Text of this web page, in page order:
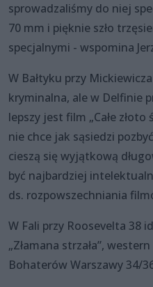
sprowadzaliśmy do niej
70 mm i pięknie szło
specjalnymi - wspomina
W Bałtyku przy
kryminalna, ale w Delfinie
lepszy jest film „Całe
nie chce jak sąsiedzi
cieszą się wyjątkową
być najbardziej
ds. rozpowszechniania
W Fali przy Roosevelta 38
„Złamana strzała”,
Bohaterów Warszawy 34/